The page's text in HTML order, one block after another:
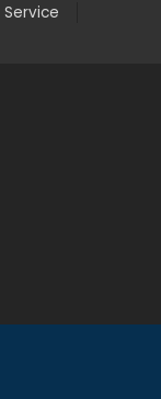
Service